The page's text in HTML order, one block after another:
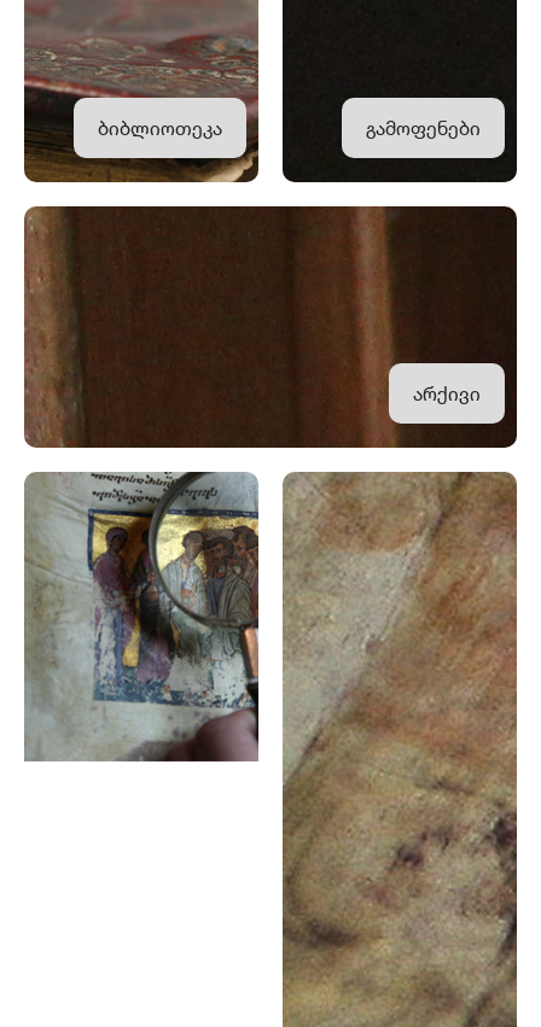
ბიბლიოთეკა გამოფენები
არქივი